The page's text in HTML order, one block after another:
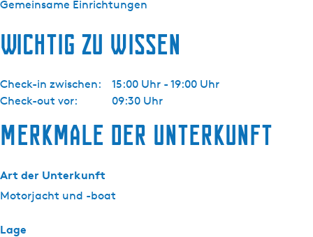
Gemeinsame Einrichtungen
Wichtig zu wissen
Check-in zwischen:
15:00 Uhr - 19:00 Uhr
Check-out vor:
09:30 Uhr
i
n
n
Merkmale der Unterkunft
Art der Unterkunft
Motorjacht und -boat
Lage